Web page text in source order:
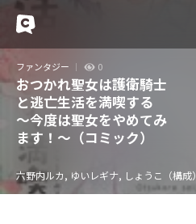
ファンタジー 0
おつかれ聖女は護衛騎士
と逃亡生活を満喫する
～今度は聖女をやめてみ
ます！～（コミック）
六野内ルカ, ゆいレギナ, しょうこ（構成）